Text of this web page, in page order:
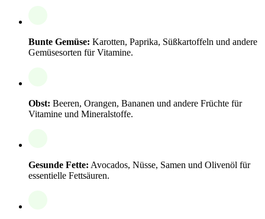
Bunte Gemüse: Karotten, Paprika, Süßkartoffeln und andere
Gemüsesorten für Vitamine.
Obst: Beeren, Orangen, Bananen und andere Früchte für
Vitamine und Mineralstoffe.
Gesunde Fette: Avocados, Nüsse, Samen und Olivenöl für
essentielle Fettsäuren.